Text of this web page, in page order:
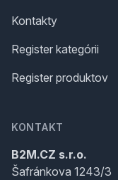
Kontakty
Register kategórii
Register produktov
KONTAKT
B2M.CZ s.r.o.
Šafránkova 1243/3